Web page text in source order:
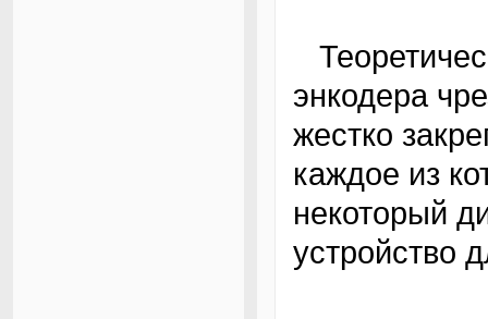
Теоретически принцип работы углового
энкодера
жестко
каждое из
некоторый
устройство